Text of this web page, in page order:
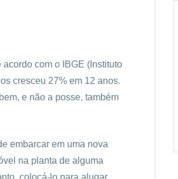
com o IBGE (Instituto
cresceu 27% em 12 anos.
e não a posse, também
embarcar em uma nova
na planta de alguma
colocá-lo para alugar.